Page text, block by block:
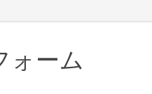
ォーム